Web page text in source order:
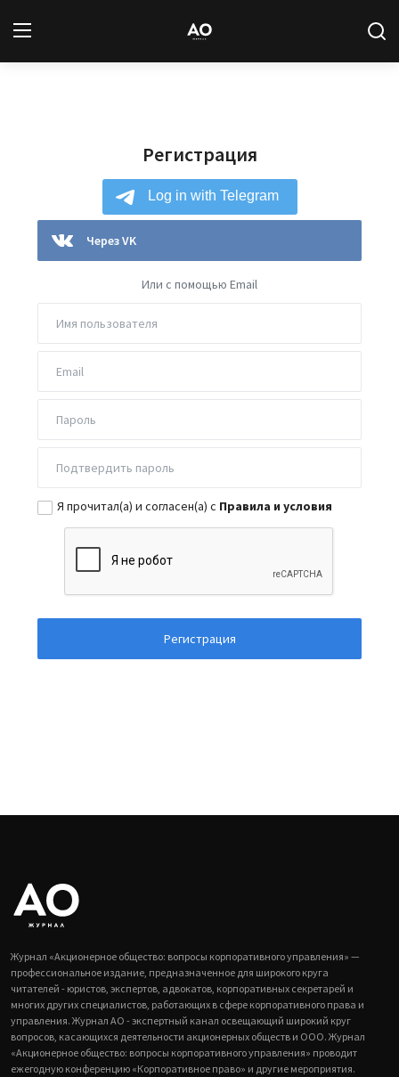
Авторы
База знаний
Подписка
Регистрация
Через VK
Или с помощью Email
Я прочитал(а) и согласен(а) с Правила и условия
Регистрация
Журнал «Акционерное общество: вопросы корпоративного управления» —
профессиональное издание, предназначенное для широкого круга
читателей - юристов, экспертов, адвокатов, корпоративных секретарей и
многих других специалистов, работающих в сфере корпоративного права и
управления. Журнал АО - экспертный канал освещающий широкий круг
вопросов, касающихся деятельности акционерных обществ и ООО. Журнал
«Акционерное общество: вопросы корпоративного управления» проводит
ежегодную конференцию «Корпоративное право» и другие мероприятия.